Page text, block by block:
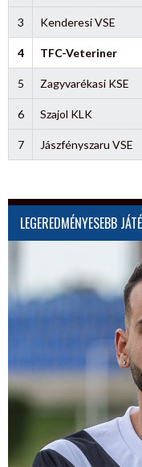
3 Kenderesi VSE
4 TFC-Veteriner
5 Zagyvarékasi KSE
6 Szajol KLK
7 Jászfényszaru VSE
LEGEREDMÉNYESEBB